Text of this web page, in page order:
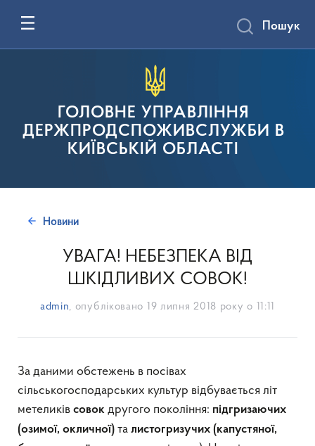
ГОЛОВНЕ УПРАВЛІННЯ
ДЕРЖПРОДСПОЖИВСЛУЖБИ В
КИЇВСЬКІЙ ОБЛАСТІ
Пошук
Новини
УВАГА! НЕБЕЗПЕКА ВІД
ШКІДЛИВИХ СОВОК!
admin, опубліковано 19 липня 2018 року о 11:11
За даними обстежень в посівах
сільськогосподарських культур відбувається літ
метеликів совок другого покоління: підгризаючих
(озимої, окличної) та листогризучих (капустяної,